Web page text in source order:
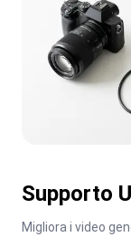
Supporto
Migliora i video